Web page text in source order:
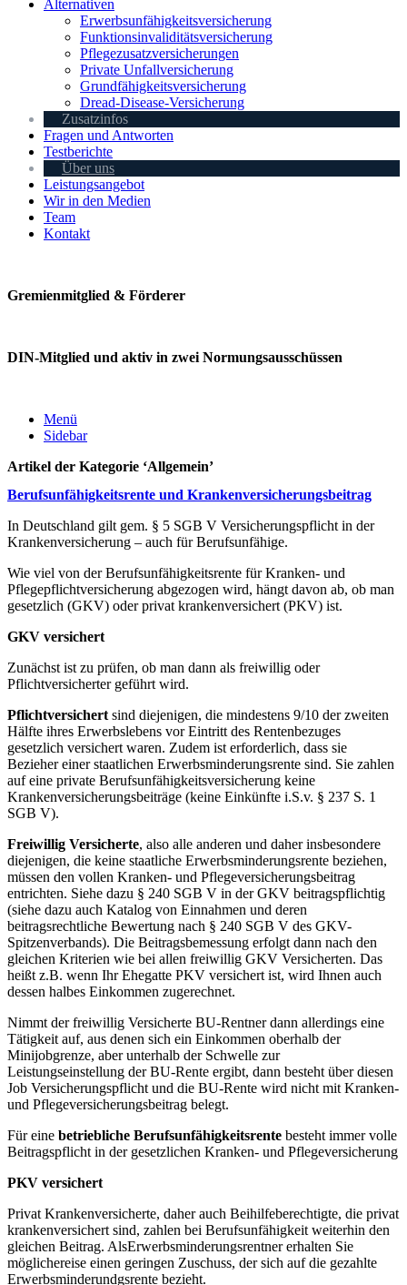
Alternativen
Erwerbsunfähigkeitsversicherung
Funktionsinvaliditätsversicherung
Pflegezusatzversicherungen
Private Unfallversicherung
Grundfähigkeitsversicherung
Dread-Disease-Versicherung
Zusatzinfos
Fragen und Antworten
Testberichte
Über uns
Leistungsangebot
Wir in den Medien
Team
Kontakt
Gremienmitglied & Förderer
DIN-Mitglied und aktiv in zwei Normungsausschüssen
Menü
Sidebar
Artikel der Kategorie ‘Allgemein’
Berufsunfähigkeitsrente und Krankenversicherungsbeitrag
In Deutschland gilt gem. § 5 SGB V Versicherungspflicht in der
Krankenversicherung – auch für Berufsunfähige.
Wie viel von der Berufsunfähigkeitsrente für Kranken- und
Pflegepflichtversicherung abgezogen wird, hängt davon ab, ob man
gesetzlich (GKV) oder privat krankenversichert (PKV) ist.
GKV versichert
Zunächst ist zu prüfen, ob man dann als freiwillig oder
Pflichtversicherter geführt wird.
Pflichtversichert sind diejenigen, die mindestens 9/10 der zweiten
Hälfte ihres Erwerbslebens vor Eintritt des Rentenbezuges
gesetzlich versichert waren. Zudem ist erforderlich, dass sie
Bezieher einer staatlichen Erwerbsminderungsrente sind. Sie zahlen
auf eine private Berufsunfähigkeitsversicherung keine
Krankenversicherungsbeiträge (keine Einkünfte i.S.v. § 237 S. 1
SGB V).
Freiwillig Versicherte, also alle anderen und daher insbesondere
diejenigen, die keine staatliche Erwerbsminderungsrente beziehen,
müssen den vollen Kranken- und Pflegeversicherungsbeitrag
entrichten. Siehe dazu § 240 SGB V in der GKV beitragspflichtig
(siehe dazu auch Katalog von Einnahmen und deren
beitragsrechtliche Bewertung nach § 240 SGB V des GKV-
Spitzenverbands). Die Beitragsbemessung erfolgt dann nach den
gleichen Kriterien wie bei allen freiwillig GKV Versicherten. Das
heißt z.B. wenn Ihr Ehegatte PKV versichert ist, wird Ihnen auch
dessen halbes Einkommen zugerechnet.
Nimmt der freiwillig Versicherte BU-Rentner dann allerdings eine
Tätigkeit auf, aus denen sich ein Einkommen oberhalb der
Minijobgrenze, aber unterhalb der Schwelle zur
Leistungseinstellung der BU-Rente ergibt, dann besteht über diesen
Job Versicherungspflicht und die BU-Rente wird nicht mit Kranken-
und Pflegeversicherungsbeitrag belegt.
Für eine betriebliche Berufsunfähigkeitsrente besteht immer volle
Beitragspflicht in der gesetzlichen Kranken- und Pflegeversicherung
PKV versichert
Privat Krankenversicherte, daher auch Beihilfeberechtigte, die privat
krankenversichert sind, zahlen bei Berufsunfähigkeit weiterhin den
gleichen Beitrag. AlsErwerbsminderungsrentner erhalten Sie
möglichereise einen geringen Zuschuss, der sich auf die gezahlte
Erwerbsminderundgsrente bezieht.